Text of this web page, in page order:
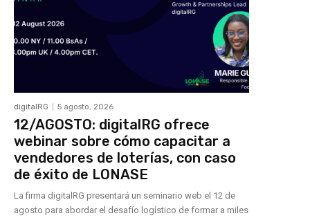
digitalRG 5 agosto, 2026
12/AGOSTO: digitalRG ofrece
webinar sobre cómo capacitar a
vendedores de loterías, con caso
de éxito de LONASE
La firma digitalRG presentará un seminario web el 12 de
agosto para abordar el desafío logístico de formar a miles